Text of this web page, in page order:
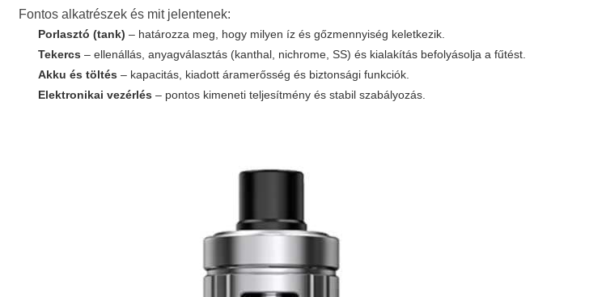
Fontos alkatrészek és mit jelentenek:
Porlasztó (tank) – határozza meg, hogy milyen íz és gőzmennyiség keletkezik.
Tekercs – ellenállás, anyagválasztás (kanthal, nichrome, SS) és kialakítás befolyásolja a fűtést.
Akku és töltés – kapacitás, kiadott áramerősség és biztonsági funkciók.
Elektronikai vezérlés – pontos kimeneti teljesítmény és stabil szabályozás.